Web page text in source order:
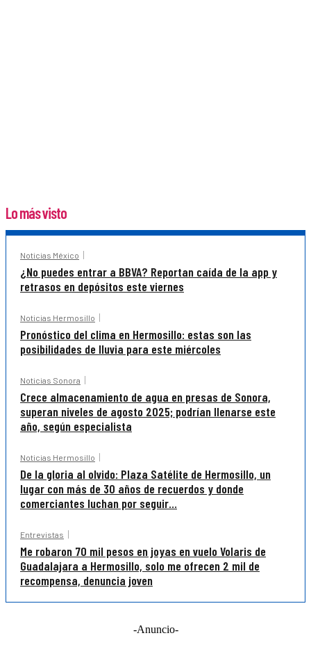
Lo más visto
Noticias México
¿No puedes entrar a BBVA? Reportan caída de la app y
retrasos en depósitos este viernes
Noticias Hermosillo
Pronóstico del clima en Hermosillo: estas son las
posibilidades de lluvia para este miércoles
Noticias Sonora
Crece almacenamiento de agua en presas de Sonora,
superan niveles de agosto 2025; podrían llenarse este
año, según especialista
Noticias Hermosillo
De la gloria al olvido: Plaza Satélite de Hermosillo, un
lugar con más de 30 años de recuerdos y donde
comerciantes luchan por seguir...
Entrevistas
Me robaron 70 mil pesos en joyas en vuelo Volaris de
Guadalajara a Hermosillo, solo me ofrecen 2 mil de
recompensa, denuncia joven
-Anuncio-